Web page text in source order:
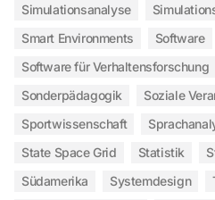
Simulationsanalyse
Smart Environments
Software
Software für Verhaltensforschung
Sonderpädagogik
Soziale
Sportwissenschaft
State Space Grid
Statistik
Südamerika
Systemdesign